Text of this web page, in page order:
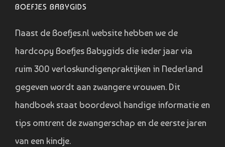
BOEFJES BABYGIDS
Naast de Boefjes.nl website hebben we de
hardcopy Boefjes Babygids die ieder jaar via
ruim 300 verloskundigenpraktijken in Nederland
gegeven wordt aan zwangere vrouwen. Dit
handboek staat boordevol handige informatie en
tips omtrent de zwangerschap en de eerste jaren
van een kindje.